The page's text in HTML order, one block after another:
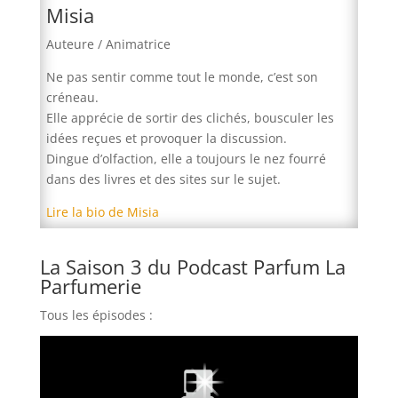
Misia
Auteure / Animatrice
Ne pas sentir comme tout le monde, c’est son
créneau.
Elle apprécie de sortir des clichés, bousculer les
idées reçues et provoquer la discussion.
Dingue d’olfaction, elle a toujours le nez fourré
dans des livres et des sites sur le sujet.
Lire la bio de Misia
La Saison 3 du Podcast Parfum La
Parfumerie
Tous les épisodes :